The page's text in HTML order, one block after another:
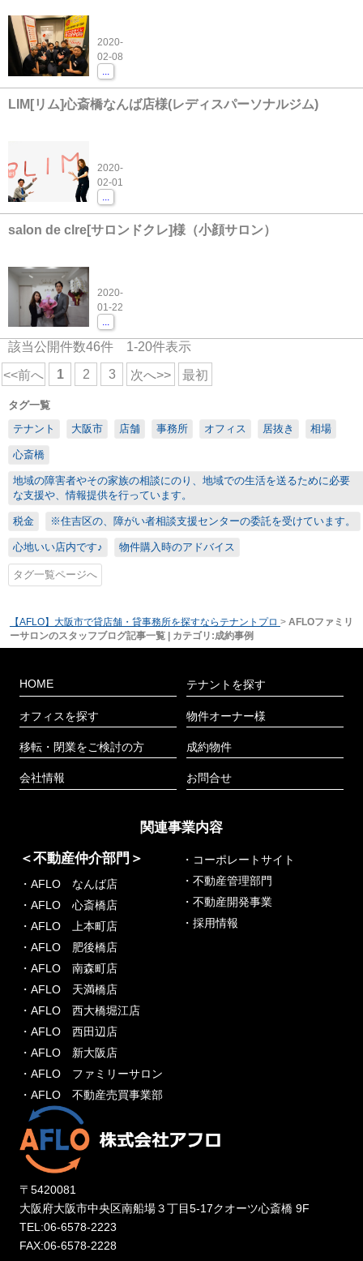
2020-
02-08
LIM[リム]心斎橋なんば店様(レディスパーソナルジム)
2020-
02-01
salon de clre[サロンドクレ]様（小顔サロン）
2020-
01-22
...
該当公開件数46件 1-20件表示
<<前へ 1 2 3 次へ>> 最初
タグ一覧
テナント
大阪市 店舗 事務所 オフィス 居抜き 相場
心斎橋
地域の障害者やその家族の相談にのり、地域での生活を送るために必要
な支援や、情報提供を行っています。
税金 ※住吉区の、障がい者相談支援センターの委託を受けています。
心地いい店内です♪ 物件購入時のアドバイス
タグ一覧ページへ
【AFLO】大阪市で貸店舗・貸事務所を探すならテナントプロ > AFLOファミリ
ーサロンのスタッフブログ記事一覧 | カテゴリ:成約事例
HOME
オフィスを探す
移転・閉業をご検討の方
会社情報
テナントを探す
物件オーナー様
成約物件
お問合せ
関連事業内容
＜不動産仲介部門＞
・AFLO なんば店
・AFLO 心斎橋店
・AFLO 上本町店
・AFLO 肥後橋店
・AFLO 南森町店
・AFLO 天満橋店
・AFLO 西大橋堀江店
・AFLO 西田辺店
・AFLO 新大阪店
・AFLO ファミリーサロン
・AFLO 不動産売買事業部
・コーポレートサイト
・不動産管理部門
・不動産開発事業
・採用情報
〒5420081
大阪府大阪市中央区南船場３丁目5-17クオーツ心斎橋 9F
TEL:06-6578-2223
FAX:06-6578-2228